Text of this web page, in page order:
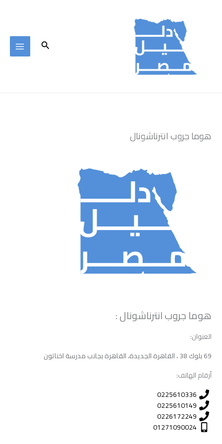
البحث
هوما جروب انترناشونال
هوما جروب انترناشونال :
العنوان:
69 بلوك 38 ، القاهرة الجديدة، القاهرة بجانب مدرسة اخناتون
أرقام الهاتف:
0225610336
0225610149
0226172249
01271090024